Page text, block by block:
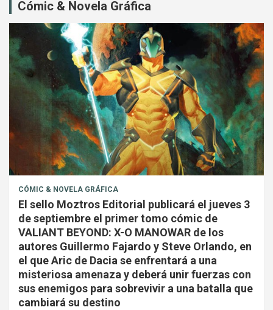
Cómic & Novela Gráfica
CÓMIC & NOVELA GRÁFICA
El sello Moztros Editorial publicará el jueves 3
de septiembre el primer tomo cómic de
VALIANT BEYOND: X-O MANOWAR de los
autores Guillermo Fajardo y Steve Orlando, en
el que Aric de Dacia se enfrentará a una
misteriosa amenaza y deberá unir fuerzas con
sus enemigos para sobrevivir a una batalla que
cambiará su destino